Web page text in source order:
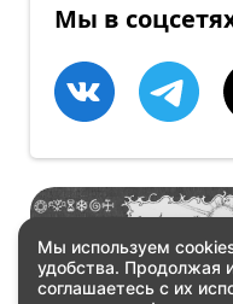
Мы используем
удобства. Продолжая
соглашаетесь с их
Мы в
КОНЦЕРТЫ
HOLBON! ERGI:R